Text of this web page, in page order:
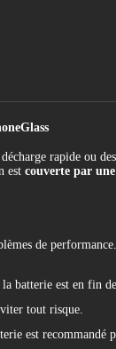
rapide ou
est couverte par
de
batterie est en fin
tout risque.
est recommandé